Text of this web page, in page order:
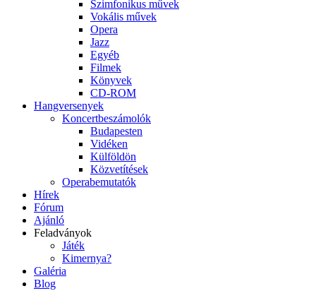
Szimfonikus művek
Vokális művek
Opera
Jazz
Egyéb
Filmek
Könyvek
CD-ROM
Hangversenyek
Koncertbeszámolók
Budapesten
Vidéken
Külföldön
Közvetítések
Operabemutatók
Hírek
Fórum
Ajánló
Feladványok
Játék
Kimernya?
Galéria
Blog